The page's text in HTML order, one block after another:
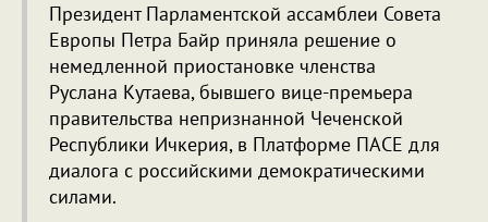
Президент Парламентской ассамблеи Совета
Европы Петра Байр приняла решение о
немедленной приостановке членства
Руслана Кутаева, бывшего вице-премьера
правительства непризнанной Чеченской
Республики Ичкерия, в Платформе ПАСЕ для
диалога с российскими демократическими
силами.